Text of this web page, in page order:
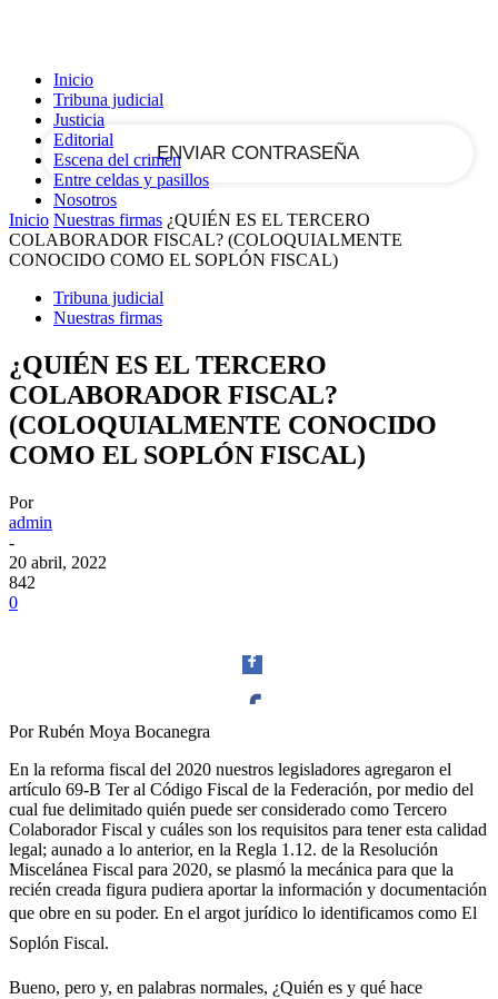
Inicio
Tribuna judicial
Justicia
Editorial
Escena del crimen
Entre celdas y pasillos
Nosotros
Inicio Nuestras firmas ¿QUIÉN ES EL TERCERO
COLABORADOR FISCAL? (COLOQUIALMENTE
CONOCIDO COMO EL SOPLÓN FISCAL)
Tribuna judicial
Nuestras firmas
¿QUIÉN ES EL TERCERO
COLABORADOR FISCAL?
(COLOQUIALMENTE CONOCIDO
COMO EL SOPLÓN FISCAL)
Por
admin
-
20 abril, 2022
842
0
Twitter
Por Rubén Moya Bocanegra
En la reforma fiscal del 2020 nuestros legisladores agregaron el
artículo 69-B Ter al Código Fiscal de la Federación, por medio del
cual fue delimitado quién puede ser considerado como Tercero
Colaborador Fiscal y cuáles son los requisitos para tener esta calidad
legal; aunado a lo anterior, en la Regla 1.12. de la Resolución
Miscelánea Fiscal para 2020, se plasmó la mecánica para que la
recién creada figura pudiera aportar la información y documentación
que obre en su poder. En el argot jurídico lo identificamos como El
Soplón Fiscal.
Bueno, pero y, en palabras normales, ¿Quién es y qué hace